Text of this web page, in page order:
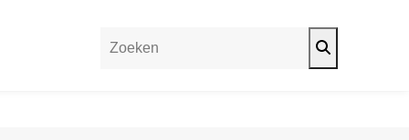
Search